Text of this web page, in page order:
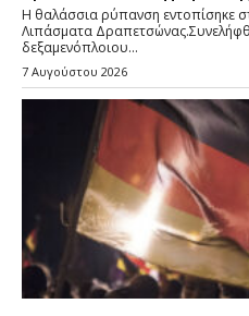
Η θαλάσσια ρύπανση εντοπίσηκε
Λιπάσματα
δεξαμενόπλοιου...
7 Αυγούστου 2026